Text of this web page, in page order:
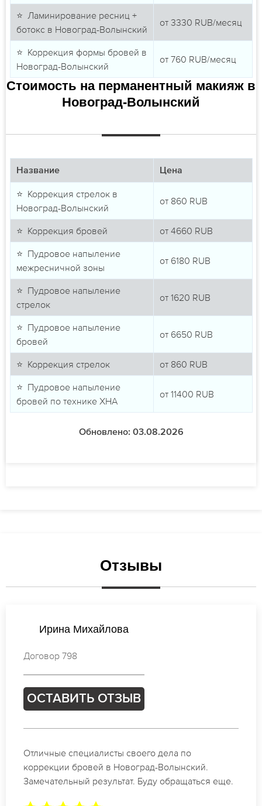
⭐ Ламинирование ресниц +
ботокс в Новоград-Волынский
от 3330 RUB/месяц
⭐ Коррекция формы бровей в
Новоград-Волынский
от 760 RUB/месяц
Стоимость на перманентный макияж в
Новоград-Волынский
Название Цена
⭐ Коррекция стрелок в
Новоград-Волынский
от 860 RUB
⭐ Коррекция бровей от 4660 RUB
⭐ Пудровое напыление
межресничной зоны
от 6180 RUB
⭐ Пудровое напыление
стрелок
от 1620 RUB
⭐ Пудровое напыление
бровей
от 6650 RUB
⭐ Коррекция стрелок от 860 RUB
⭐ Пудровое напыление
бровей по технике ХНА
от 11400 RUB
Обновлено: 03.08.2026
Отзывы
Ксения Михайлова
Договор 773
ОСТАВИТЬ ОТЗЫВ
Спасибо огромное. Заказывала татуаж на свадьбу
в Новоград-Волынский. За 2 часа все было
сделано.